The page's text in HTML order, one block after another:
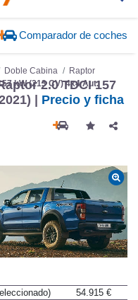
Comparador de coches
Doble Cabina
Raptor
kW (213 CV) 4x4 Aut.
2.0 TDCI 157
| Precio y ficha
54.915 €